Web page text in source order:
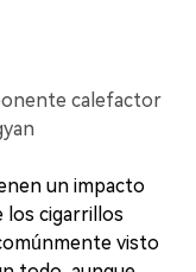
calefactor
un impacto
los cigarrillos
visto